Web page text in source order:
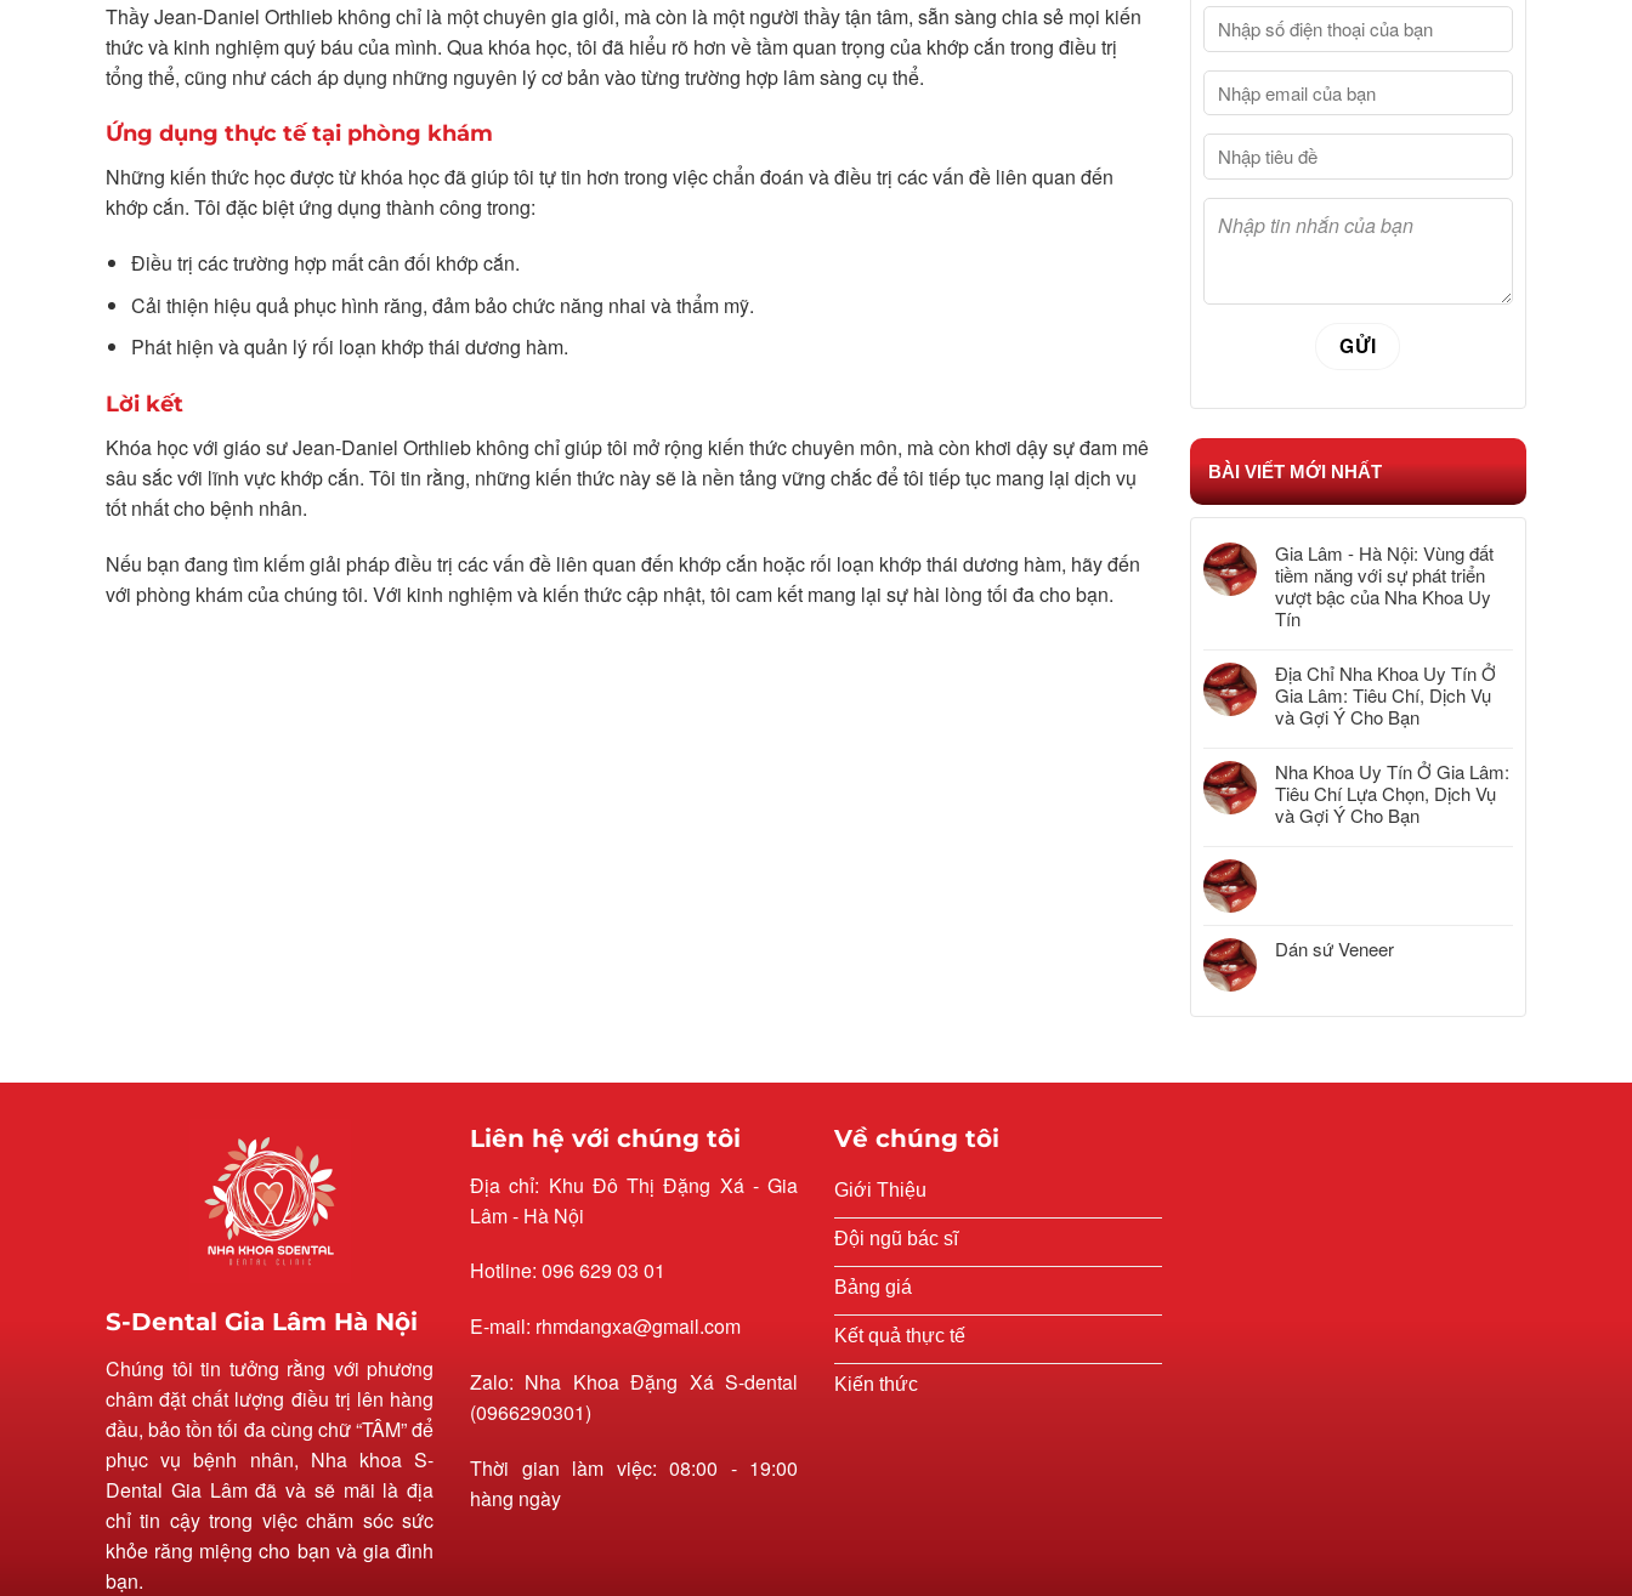
Thầy Jean-Daniel Orthlieb không chỉ là một chuyên gia giỏi, mà còn là một người thầy tận tâm, sẵn sàng chia sẻ mọi kiến
thức và kinh nghiệm quý báu của mình. Qua khóa học, tôi đã hiểu rõ hơn về tầm quan trọng của khớp cắn trong điều trị
tổng thể, cũng như cách áp dụng những nguyên lý cơ bản vào từng trường hợp lâm sàng cụ thể.
Ứng dụng thực tế tại phòng khám
Những kiến thức học được từ khóa học đã giúp tôi tự tin hơn trong việc chẩn đoán và điều trị các vấn đề liên quan đến
khớp cắn. Tôi đặc biệt ứng dụng thành công trong:
Điều trị các trường hợp mất cân đối khớp cắn.
Cải thiện hiệu quả phục hình răng, đảm bảo chức năng nhai và thẩm mỹ.
Phát hiện và quản lý rối loạn khớp thái dương hàm.
Lời kết
Khóa học với giáo sư Jean-Daniel Orthlieb không chỉ giúp tôi mở rộng kiến thức chuyên môn, mà còn khơi dậy sự đam mê
sâu sắc với lĩnh vực khớp cắn. Tôi tin rằng, những kiến thức này sẽ là nền tảng vững chắc để tôi tiếp tục mang lại dịch vụ
tốt nhất cho bệnh nhân.
Nếu bạn đang tìm kiếm giải pháp điều trị các vấn đề liên quan đến khớp cắn hoặc rối loạn khớp thái dương hàm, hãy đến
với phòng khám của chúng tôi. Với kinh nghiệm và kiến thức cập nhật, tôi cam kết mang lại sự hài lòng tối đa cho bạn.
BÀI VIẾT MỚI NHẤT
Gia Lâm - Hà Nội: Vùng đất
tiềm năng với sự phát triển
vượt bậc của Nha Khoa Uy
Tín
Địa Chỉ Nha Khoa Uy Tín Ở
Gia Lâm: Tiêu Chí, Dịch Vụ
và Gợi Ý Cho Bạn
Nha Khoa Uy Tín Ở Gia Lâm:
Tiêu Chí Lựa Chọn, Dịch Vụ
và Gợi Ý Cho Bạn
Dán sứ Veneer
S-Dental Gia Lâm Hà Nội
Chúng tôi tin tưởng rằng với phương
châm đặt chất lượng điều trị lên hàng
đầu, bảo tồn tối đa cùng chữ “TÂM” để
phục vụ bệnh nhân, Nha khoa S-
Dental Gia Lâm đã và sẽ mãi là địa
chỉ tin cậy trong việc chăm sóc sức
khỏe răng miệng cho bạn và gia đình
bạn.
Liên hệ với chúng tôi
Địa chỉ: Khu Đô Thị Đặng Xá - Gia
Lâm - Hà Nội
Hotline: 096 629 03 01
E-mail: rhmdangxa@gmail.com
Zalo: Nha Khoa Đặng Xá S-dental
(0966290301)
Thời gian làm việc: 08:00 - 19:00
hàng ngày
Về chúng tôi
Giới Thiệu
Đội ngũ bác sĩ
Bảng giá
Kết quả thực tế
Kiến thức